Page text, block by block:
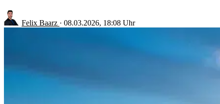
Felix Baarz · 08.03.2026, 18:08 Uhr